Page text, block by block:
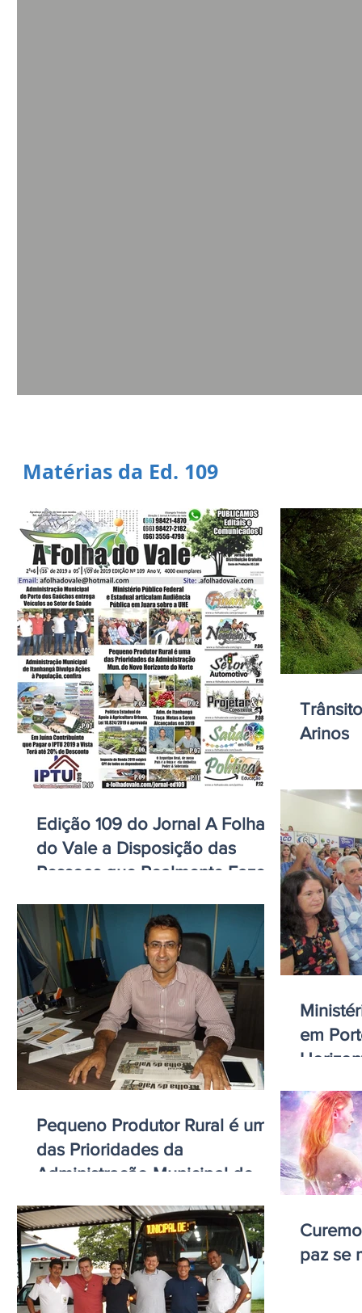
Matérias da Ed. 109
Edição 109 do Jornal A Folha
do Vale a Disposição das
Pessoas que Realmente Fazem
Arinos
Pequeno Produtor Rural é uma
das Prioridades da
Administração Municipal de
em
paz se